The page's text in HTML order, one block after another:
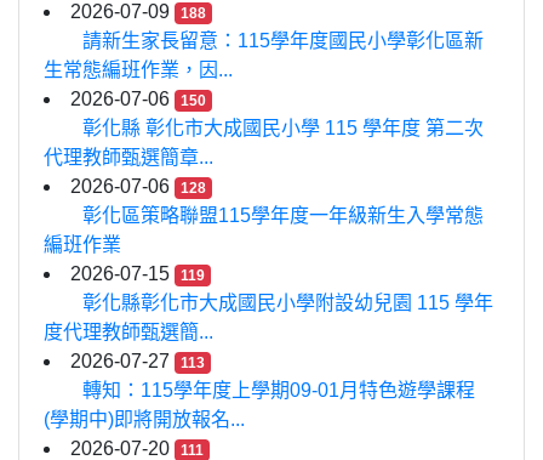
2026-07-09
188
請新生家長留意：115學年度國民小學彰化區新
生常態編班作業，因...
2026-07-06
150
彰化縣 彰化市大成國民小學 115 學年度 第二次
代理教師甄選簡章...
2026-07-06
128
彰化區策略聯盟115學年度一年級新生入學常態
編班作業
2026-07-15
119
彰化縣彰化市大成國民小學附設幼兒園 115 學年
度代理教師甄選簡...
2026-07-27
113
轉知：115學年度上學期09-01月特色遊學課程
(學期中)即將開放報名...
2026-07-20
111